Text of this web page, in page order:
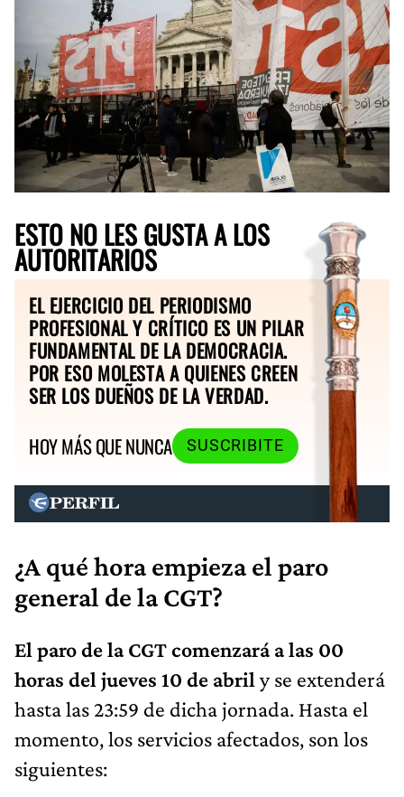
ESTO NO LES GUSTA A LOS
AUTORITARIOS
EL EJERCICIO DEL PERIODISMO
PROFESIONAL Y CRÍTICO ES UN PILAR
FUNDAMENTAL DE LA DEMOCRACIA.
POR ESO MOLESTA A QUIENES CREEN
SER LOS DUEÑOS DE LA VERDAD.
HOY MÁS QUE NUNCA
SUSCRIBITE
¿A qué hora empieza el paro
general de la CGT?
El paro de la CGT comenzará a las 00
horas del jueves 10 de abril y se extenderá
hasta las 23:59 de dicha jornada. Hasta el
momento, los servicios afectados, son los
siguientes: